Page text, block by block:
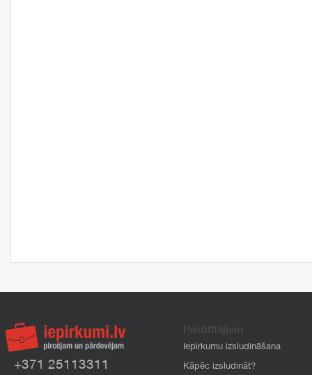
+371 25113311
Pasūtītājiem
Iepirkumu izsludināšana
Kāpēc izsludināt?